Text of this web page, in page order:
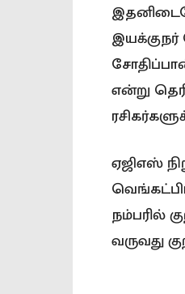
என்று
ஏஜிஎஸ்
நம்பரில்
வருவது